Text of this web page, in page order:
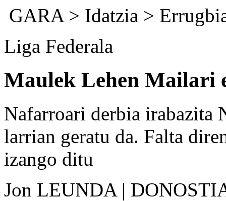
GARA> Idatzia >
Liga Federala
Maulek Lehen Mailari
Nafarroari derbia irabazita
larrian geratu da. Falta
izango ditu
Jon LEUNDA |